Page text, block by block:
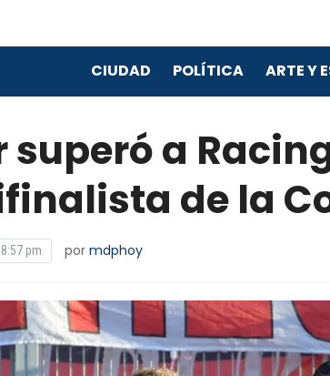
CIUDAD POLÍTICA ARTE Y
superó a
de la
pm por mdphoy